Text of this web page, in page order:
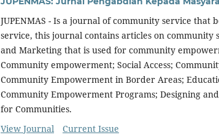
JUPENMAS - Is a journal of community service that
service, this journal contains articles on community
and Marketing that is used for community
Community empowerment; Social Access;
Community Empowerment in Border Areas;
Community Empowerment Programs; Designing
for Communities.
View Journal
Current Issue